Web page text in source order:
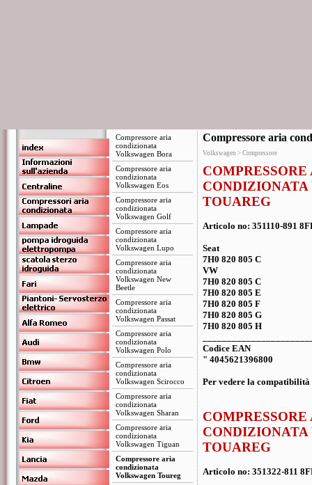
Compressore aria
Volkswagen > Compressore
COMPRESSORE
TOUAREG
Articolo no: 351110-891
Seat
7H0 820 805 C
VW
7H0 820 805 C
7H0 820 805 E
7H0 820 805 F
7H0 820 805 G
7H0 820 805 H
Codice EAN
" 4045621396800
Per vedere la
COMPRESSORE
TOUAREG
Articolo no: 351322-811
Compressore aria
condizionata
Volkswagen Bora
Compressore aria
condizionata
Volkswagen Eos
Compressore aria
condizionata
Volkswagen Golf
Compressore aria
condizionata
Volkswagen Lupo
Compressore aria
condizionata
Volkswagen New
Beetle
Compressore aria
condizionata
Volkswagen Passat
Compressore aria
condizionata
Volkswagen Polo
Compressore aria
condizionata
Volkswagen Scirocco
Compressore aria
condizionata
Volkswagen Sharan
Compressore aria
condizionata
Volkswagen Tiguan
Compressore aria
condizionata
Volkswagen Toureg